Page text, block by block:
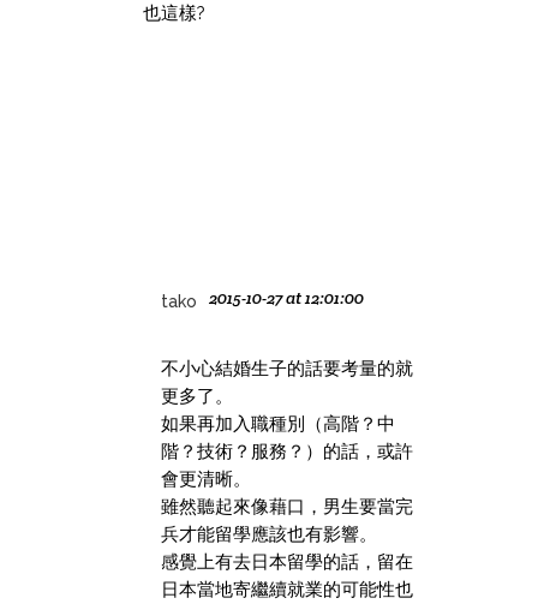
也這樣?
tako 2015-10-27 at 12:01:00
不小心結婚生子的話要考量的就
更多了。
如果再加入職種別（高階？中
階？技術？服務？）的話，或許
會更清晰。
雖然聽起來像藉口，男生要當完
兵才能留學應該也有影響。
感覺上有去日本留學的話，留在
日本當地寄繼續就業的可能性也